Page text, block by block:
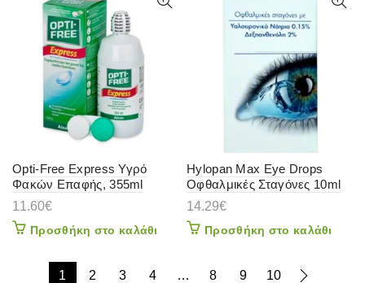
Opti-Free Express Υγρό
Φακών Επαφής, 355ml
11.60€
Προσθήκη στο καλάθι
Hylopan Max Eye Drops
Οφθαλμικές Σταγόνες 10ml
14.29€
Προσθήκη στο καλάθι
1 2 3 4 … 8 9 10